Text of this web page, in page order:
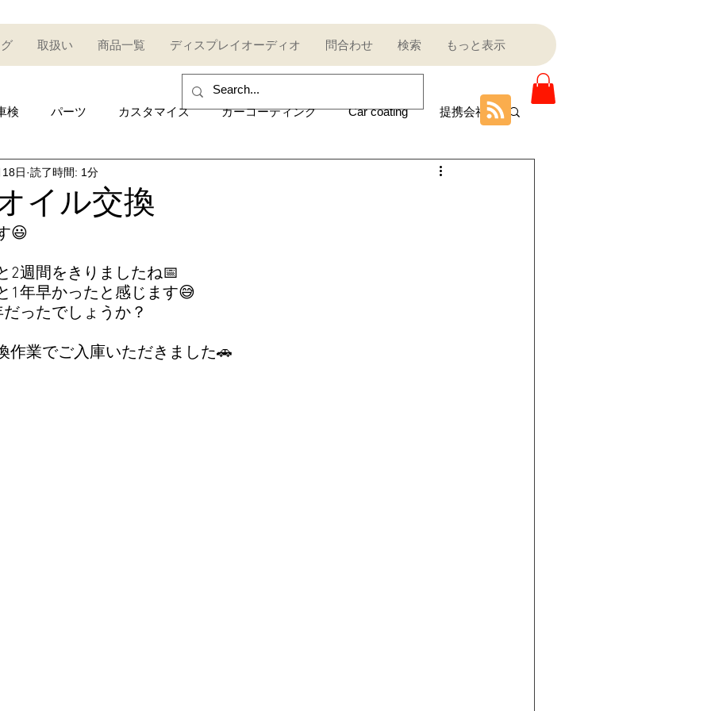
取扱い 商品一覧 ディスプレイオーディオ 問合わせ 検索 もっと表示
検 パーツ カスタマイズ カーコーティング Car coating 提携会社
sales and purchase
Other category
AUDI ポルシェ Porsche
イル交換
日 読了時間: 1分
😃
2週間をきりましたね📅
1年早かったと感じます😅
ったでしょうか？
作業でご入庫いただきました🚗